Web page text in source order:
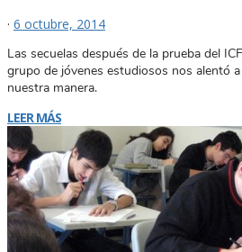
· 6 octubre, 2014
Las secuelas después de la prueba del
grupo de jóvenes estudiosos nos alentó
nuestra manera.
LEER MÁS